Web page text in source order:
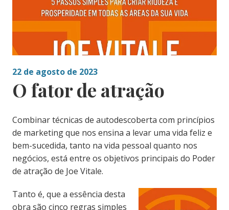
22 de agosto de 2023
O fator de atração
Combinar técnicas de autodescoberta com princípios
de marketing que nos ensina a levar uma vida feliz e
bem-sucedida, tanto na vida pessoal quanto nos
negócios, está entre os objetivos principais do Poder
de atração de Joe Vitale.
Tanto é, que a essência desta
obra são cinco regras simples